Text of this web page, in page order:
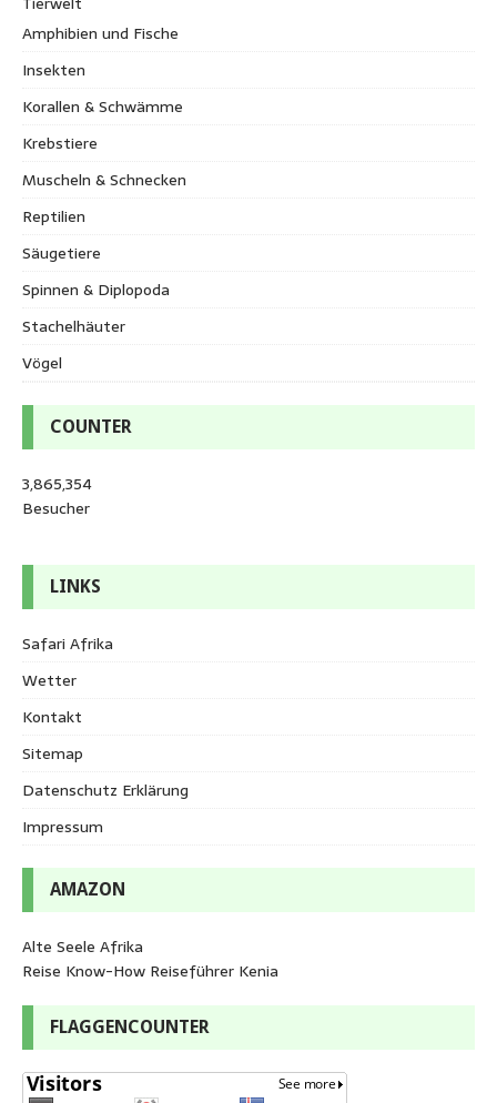
Amphibien und Fische
Insekten
Korallen & Schwämme
Krebstiere
Muscheln & Schnecken
Reptilien
Säugetiere
Spinnen & Diplopoda
Stachelhäuter
Vögel
COUNTER
3,865,354
Besucher
LINKS
Safari Afrika
Wetter
Kontakt
Sitemap
Datenschutz Erklärung
Impressum
AMAZON
Alte Seele Afrika
Reise Know-How Reiseführer Kenia
FLAGGENCOUNTER